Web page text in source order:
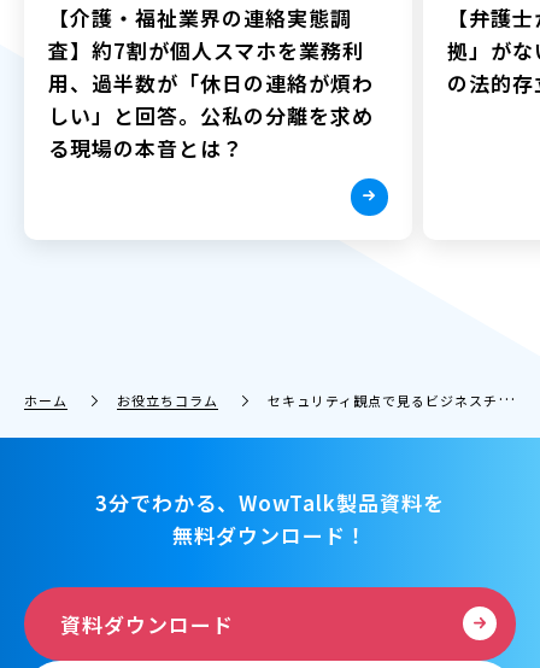
【介護・福祉業界の連絡実態調
査】約7割が個人スマホを業務利
用、過半数が「休日の連絡が煩わ
しい」と回答。公私の分離を求め
る現場の本音とは？
【弁護
拠」が
の法的
ホーム お役立ちコラム セキュリティ観点で見るビジネスチャットの優位性。プライベートSNSの危険性とは
3分でわかる、WowTalk製品資料を
無料ダウンロード！
資料ダウンロード